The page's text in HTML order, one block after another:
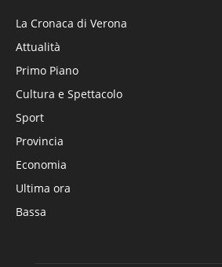
La Cronaca di Verona
Attualità
Primo Piano
Cultura e Spettacolo
Sport
Provincia
Economia
Ultima ora
Bassa